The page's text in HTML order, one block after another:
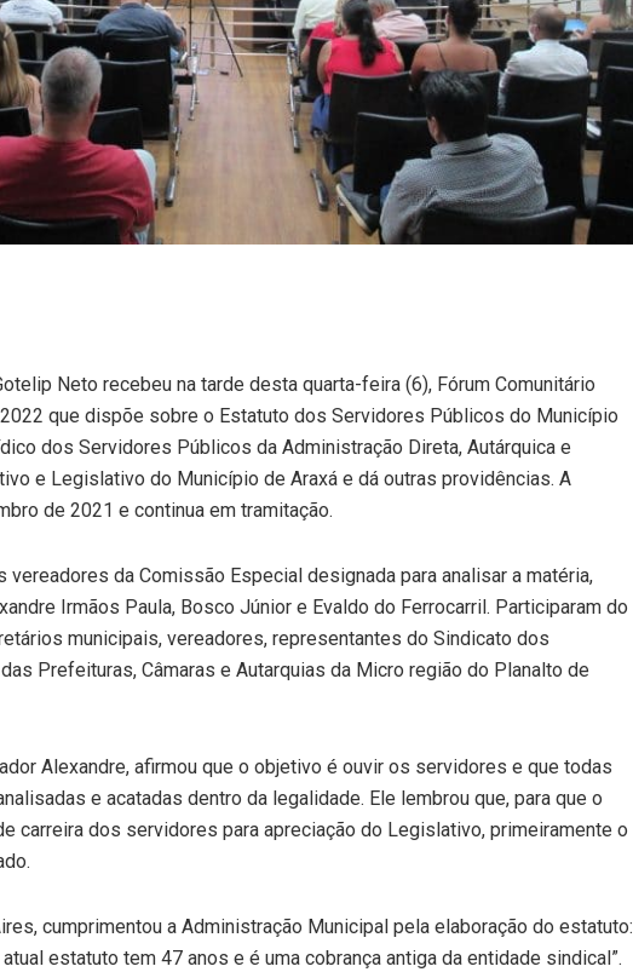
Neto recebeu na tarde desta quarta-feira (6), Fórum Comunitário
que dispõe sobre o Estatuto dos Servidores Públicos do Município
dos Servidores Públicos da Administração Direta, Autárquica e
e Legislativo do Município de Araxá e dá outras providências. A
de 2021 e continua em tramitação.
da Comissão Especial designada para analisar a matéria,
Irmãos Paula, Bosco Júnior e Evaldo do Ferrocarril. Participaram do
municipais, vereadores, representantes do Sindicato dos
Prefeituras, Câmaras e Autarquias da Micro região do Planalto de
Alexandre, afirmou que o objetivo é ouvir os servidores e que todas
e acatadas dentro da legalidade. Ele lembrou que, para que o
carreira dos servidores para apreciação do Legislativo, primeiramente o
cumprimentou a Administração Municipal pela elaboração do estatuto:
estatuto tem 47 anos e é uma cobrança antiga da entidade sindical”.